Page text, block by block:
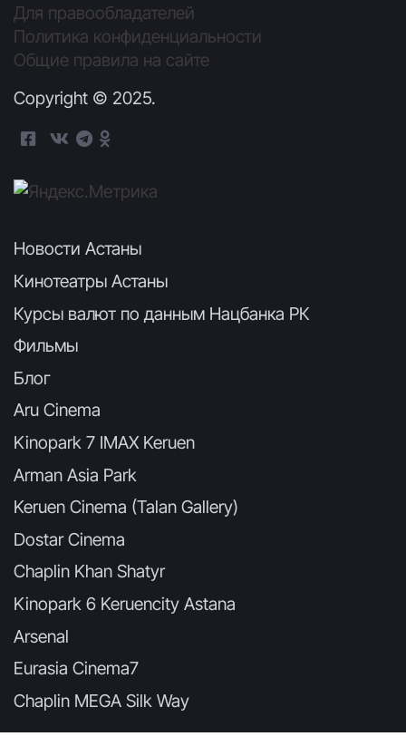
Для правообладателей
Политика конфиденциальности
Общие правила на сайте
Copyright © 2025.
Новости Астаны
Кинотеатры Астаны
Курсы валют по данным Нацбанка РК
Фильмы
Блог
Aru Cinema
Kinopark 7 IMAX Keruen
Arman Asia Park
Keruen Cinema (Talan Gallery)
Dostar Cinema
Chaplin Khan Shatyr
Kinopark 6 Keruencity Astana
Arsenal
Eurasia Cinema7
Chaplin MEGA Silk Way